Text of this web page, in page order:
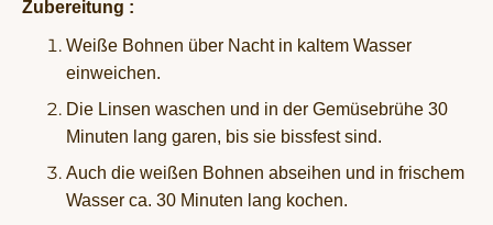
Zubereitung :
Weiße Bohnen über Nacht in kaltem Wasser
einweichen.
Die Linsen waschen und in der Gemüsebrühe 30
Minuten lang garen, bis sie bissfest sind.
Auch die weißen Bohnen abseihen und in frischem
Wasser ca. 30 Minuten lang kochen.